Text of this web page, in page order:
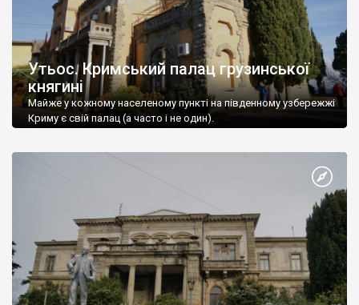
Утьос. Кримський палац грузинської
княгині
Майже у кожному населеному пункті на південному узбережжі
Криму є свій палац (а часто і не один).